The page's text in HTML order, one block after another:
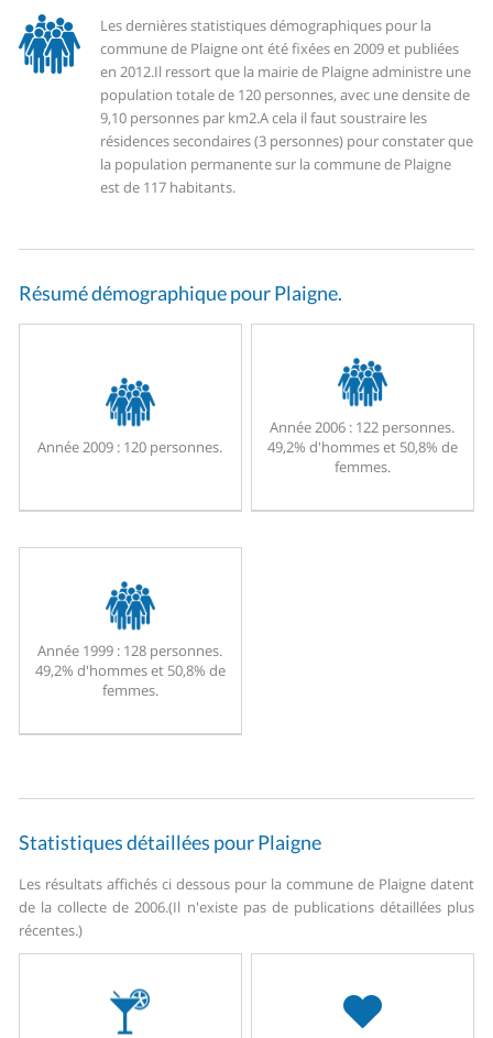
Les dernières statistiques démographiques pour la
commune de Plaigne ont été fixées en 2009 et publiées
en 2012.Il ressort que la mairie de Plaigne administre une
population totale de 120 personnes, avec une densite de
9,10 personnes par km2.A cela il faut soustraire les
résidences secondaires (3 personnes) pour constater que
la population permanente sur la commune de Plaigne
est de 117 habitants.
Résumé démographique pour Plaigne.
Année 2009 : 120 personnes.
Année 2006 : 122 personnes.
49,2% d'hommes et 50,8% de
femmes.
Année 1999 : 128 personnes.
49,2% d'hommes et 50,8% de
femmes.
Statistiques détaillées pour Plaigne
Les résultats affichés ci dessous pour la commune de Plaigne datent
de la collecte de 2006.(Il n'existe pas de publications détaillées plus
récentes.)